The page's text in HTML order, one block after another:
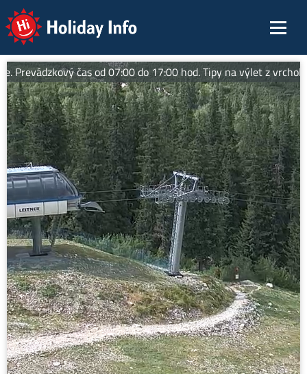
Holiday Info
Prevádzkový čas od 07:00 do 17:00 hod. Tipy na výlet z